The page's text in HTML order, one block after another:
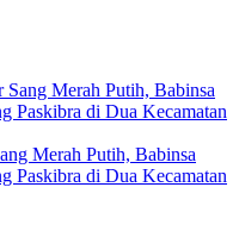
Merah Putih, Babinsa
Paskibra di Dua Kecamatan